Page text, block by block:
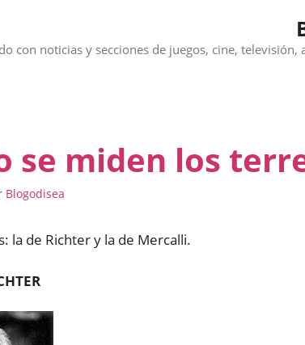
con noticias y secciones de juegos, cine,
se miden los
Blogodisea
la de Richter y la de Mercalli.